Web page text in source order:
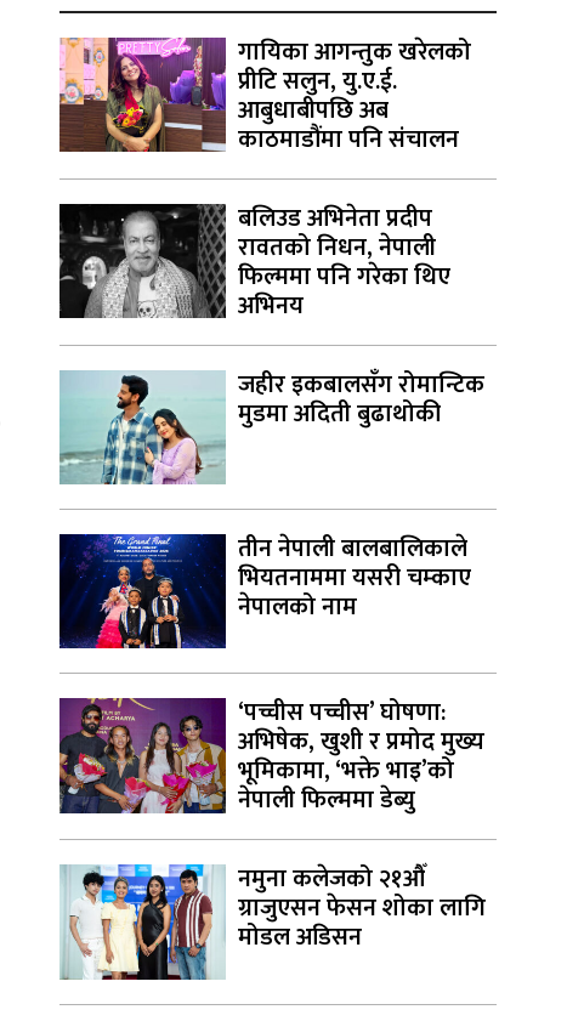
गायिका आगन्तुक खरेलको
प्रीटि सलुन, यु.ए.ई.
आबुधाबीपछि अब
काठमाडौंमा पनि संचालन
बलिउड अभिनेता प्रदीप
रावतको निधन, नेपाली
फिल्ममा पनि गरेका थिए
अभिनय
जहीर इकबालसँग रोमान्टिक
मुडमा अदिती बुढाथोकी
तीन नेपाली बालबालिकाले
भियतनाममा यसरी चम्काए
नेपालको नाम
‘पच्चीस पच्चीस’ घोषणा:
अभिषेक, खुशी र प्रमोद मुख्य
भूमिकामा, ‘भक्ते भाइ’को
नेपाली फिल्ममा डेब्यु
नमुना कलेजको २१औँ
ग्राजुएसन फेसन शोका लागि
मोडल अडिसन